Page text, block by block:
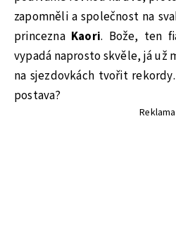
zapomněli a společnost na
princezna Kaori. Bože, ten
vypadá naprosto skvěle, já už
na sjezdovkách tvořit
postava?
Reklama